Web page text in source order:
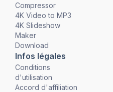
Compressor
4K Video to MP3
4K Slideshow
Maker
Download
Infos légales
Conditions
d'utilisation
Accord d'affiliation